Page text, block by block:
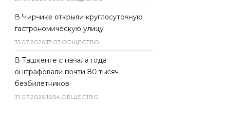
В Чирчике открыли круглосуточную
гастрономическую улицу
31.07.2026 17:07,ОБЩЕСТВО
В Ташкенте с начала года
оштрафовали почти 80 тысяч
безбилетников
31.07.2026 16:54,ОБЩЕСТВО